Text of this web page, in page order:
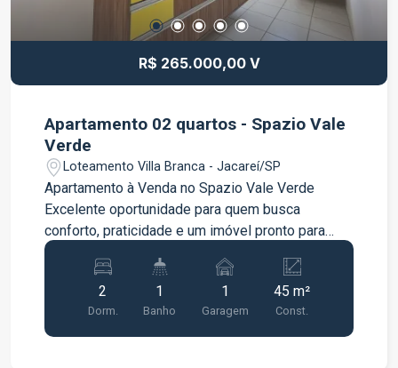
R$ 265.000,00 V
Apartamento 02 quartos - Spazio Vale
Verde
Loteamento Villa Branca - Jacareí/SP
Apartamento à Venda no Spazio Vale Verde
Excelente oportunidade para quem busca
conforto, praticidade e um imóvel pronto para
morar. Este apartamento conta com ambientes
bem distribuídos e acabamentos que
proporcionam mais funcionalidade ao dia a dia,
sendo uma ótima opção para moradia ou
investimento. Características do imóvel: 02
2
Dorm.
1
Banho
1
Garagem
45 m²
Const.